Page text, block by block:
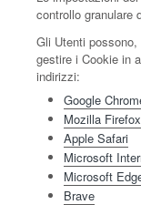
controllo granulare
Gli Utenti
gestire i Cookie in
indirizzi:
Google
Mozilla Firefox
Apple Safari
Microsoft
Microsoft
Brave